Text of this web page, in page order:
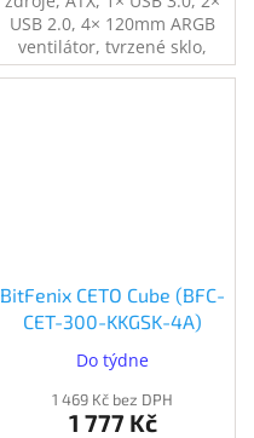
USB 2.0, 4× 120mm ARGB
ventilátor, tvrzené sklo,
černá
BitFenix CETO Cube (BFC-
CET-300-KKGSK-4A)
Do týdne
1 469 Kč bez DPH
1 777 Kč